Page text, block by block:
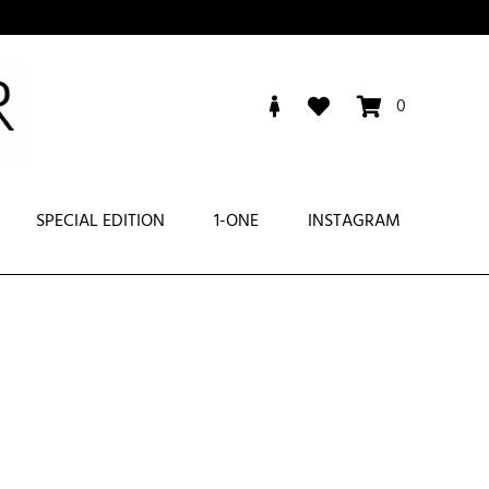
0
SPECIAL EDITION 1-ONE INSTAGRAM